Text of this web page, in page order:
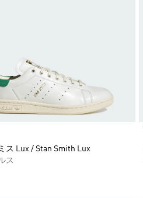
ス Lux / Stan Smith Lux
ス